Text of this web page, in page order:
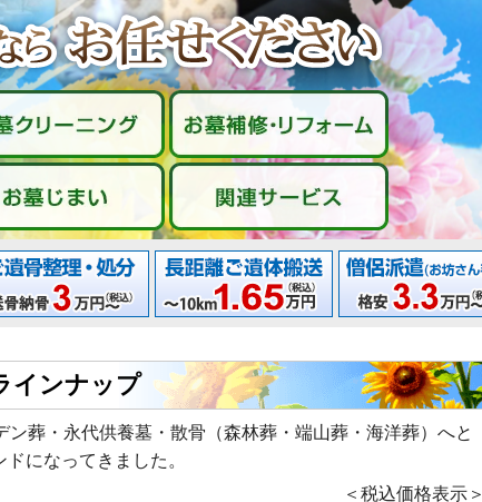
インナップ
葬・永代供養墓・散骨（森林葬・端山葬・海洋葬）へと
になってきました。
＜税込価格表示＞